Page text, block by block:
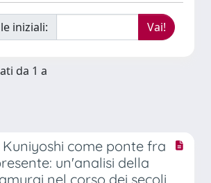
iniziali:
da 1 a
Kuniyoshi come ponte fra
un'analisi della
nel corso dei secoli.